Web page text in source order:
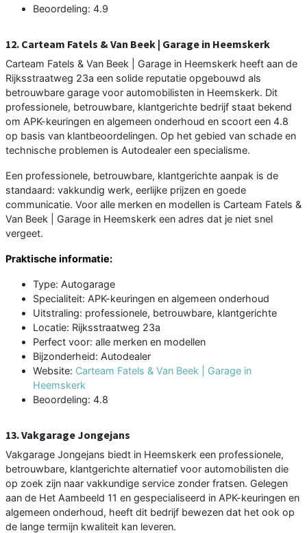
Beoordeling: 4.9
12. Carteam Fatels & Van Beek | Garage in Heemskerk
Carteam Fatels & Van Beek | Garage in Heemskerk heeft aan de
Rijksstraatweg 23a een solide reputatie opgebouwd als
betrouwbare garage voor automobilisten in Heemskerk. Dit
professionele, betrouwbare, klantgerichte bedrijf staat bekend
om APK-keuringen en algemeen onderhoud en scoort een 4.8
op basis van klantbeoordelingen. Op het gebied van schade en
technische problemen is Autodealer een specialisme.
Een professionele, betrouwbare, klantgerichte aanpak is de
standaard: vakkundig werk, eerlijke prijzen en goede
communicatie. Voor alle merken en modellen is Carteam Fatels &
Van Beek | Garage in Heemskerk een adres dat je niet snel
vergeet.
Praktische informatie:
Type: Autogarage
Specialiteit: APK-keuringen en algemeen onderhoud
Uitstraling: professionele, betrouwbare, klantgerichte
Locatie: Rijksstraatweg 23a
Perfect voor: alle merken en modellen
Bijzonderheid: Autodealer
Website: Carteam Fatels & Van Beek | Garage in
Heemskerk
Beoordeling: 4.8
13. Vakgarage Jongejans
Vakgarage Jongejans biedt in Heemskerk een professionele,
betrouwbare, klantgerichte alternatief voor automobilisten die
op zoek zijn naar vakkundige service zonder fratsen. Gelegen
aan de Het Aambeeld 11 en gespecialiseerd in APK-keuringen en
algemeen onderhoud, heeft dit bedrijf bewezen dat het ook op
de lange termijn kwaliteit kan leveren.